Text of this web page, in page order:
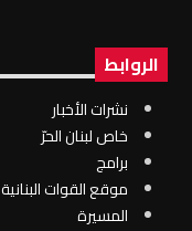
الروابط
نشرات الأخبار
خاص لبنان الحرّ
برامج
موقع القوات البنانية
المسيرة